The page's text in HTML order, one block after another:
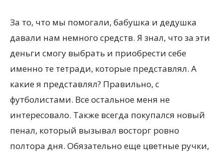
За то, что мы помогали, бабушка и дедушка
давали нам немного средств. Я знал, что за эти
деньги смогу выбрать и приобрести себе
именно те тетради, которые представлял. А
какие я представлял? Правильно, с
футболистами. Все остальное меня не
интересовало. Также всегда покупался новый
пенал, который вызывал восторг ровно
полтора дня. Обязательно еще цветные ручки,